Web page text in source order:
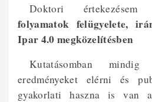
Doktori
folyamatok felügyelete,
Ipar 4.0 megközelítésben
Kutatásomban mindig igyekeztem olyan
eredményeket elérni és
gyakorlati haszna is van